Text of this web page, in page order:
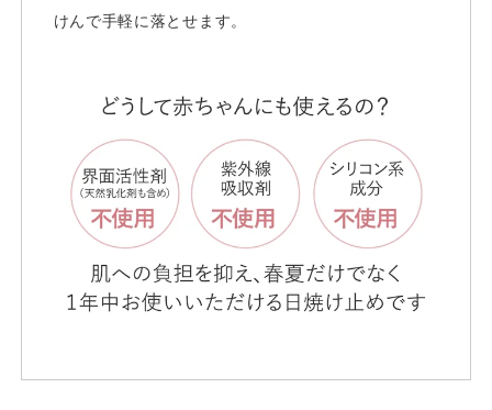
けんで手軽に落とせます。